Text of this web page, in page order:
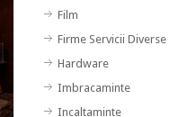
Film
Firme Servicii Diverse
Hardware
Imbracaminte
Incaltaminte